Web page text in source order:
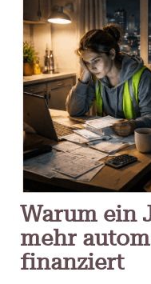
Warum ein
mehr
finanziert